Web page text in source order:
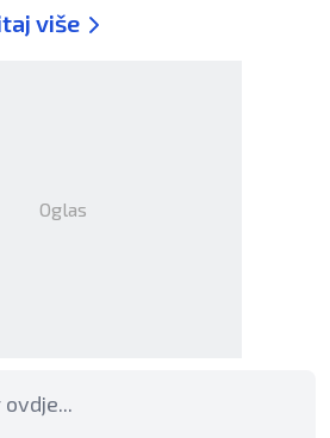
više
Oglas